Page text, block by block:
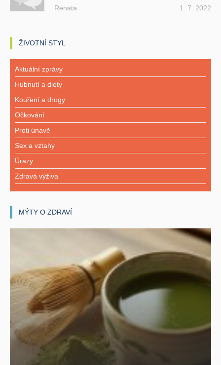
Renata 1. 7. 2022
ŽIVOTNÍ STYL
Aktuální zprávy
Hubnutí a diety
Kouření a drogy
Očkování
Proti únavě
Sex a vztahy
Úrazy
Zdravá výživa
MÝTY O ZDRAVÍ